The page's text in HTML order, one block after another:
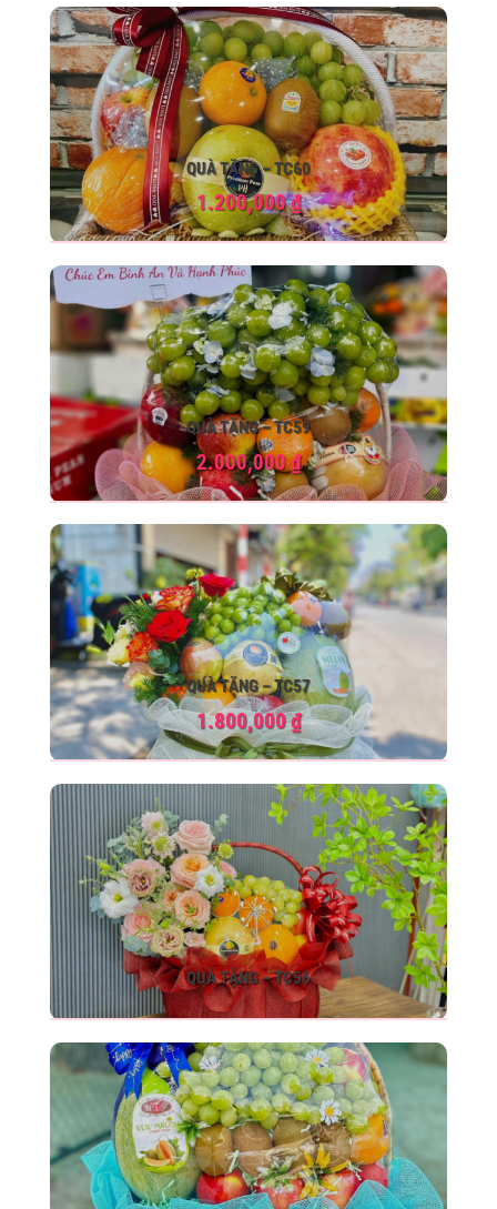
QUÀ TẶNG – TC60
1.200,000₫
QUÀ TẶNG – TC59
2.000,000₫
QUÀ TẶNG – TC57
1.800,000₫
QUÀ TẶNG – TC56